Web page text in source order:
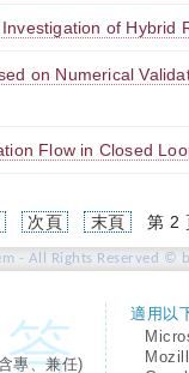
of Hybrid
on Numerical
Flow in Closed
次頁 末頁 第 2
- All Rights Reserved ©
專、兼任)
適用以